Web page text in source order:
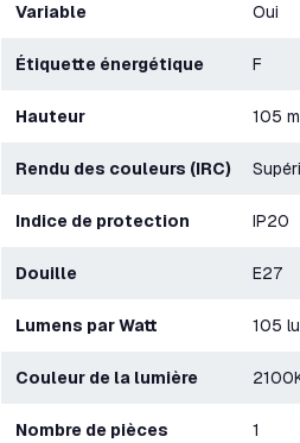
Variable Oui
Étiquette énergétique F
Hauteur 105
Rendu des couleurs (IRC)
Indice de protection IP20
Douille E27
Lumens par Watt 105
Couleur de la lumière
Nombre de pièces 1